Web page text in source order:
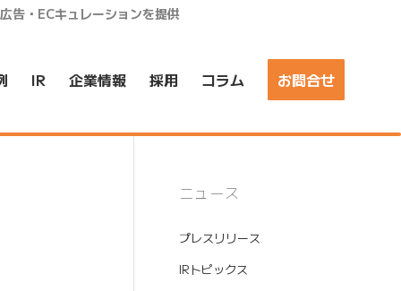
告・ECキュレーションを提供
IR 企業情報 採用 コラム お問合せ
ニュース
プレスリリース
IRトピックス